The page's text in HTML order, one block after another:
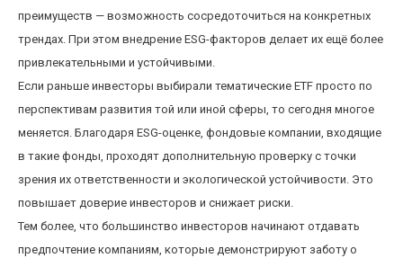
преимуществ — возможность сосредоточиться на конкретных
трендах. При этом внедрение ESG-факторов делает их ещё более
привлекательными и устойчивыми.
Если раньше инвесторы выбирали тематические ETF просто по
перспективам развития той или иной сферы, то сегодня многое
меняется. Благодаря ESG-оценке, фондовые компании, входящие
в такие фонды, проходят дополнительную проверку с точки
зрения их ответственности и экологической устойчивости. Это
повышает доверие инвесторов и снижает риски.
Тем более, что большинство инвесторов начинают отдавать
предпочтение компаниям, которые демонстрируют заботу о